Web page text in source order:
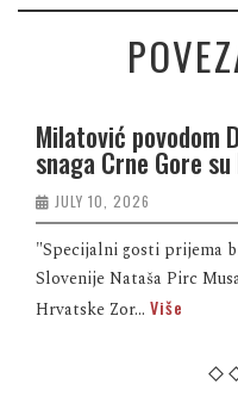
Milatović povodom
snaga Crne Gore
JULY 10, 2026
"Specijalni gosti prijema
Slovenije Nataša Pirc
Hrvatske Zor... Više